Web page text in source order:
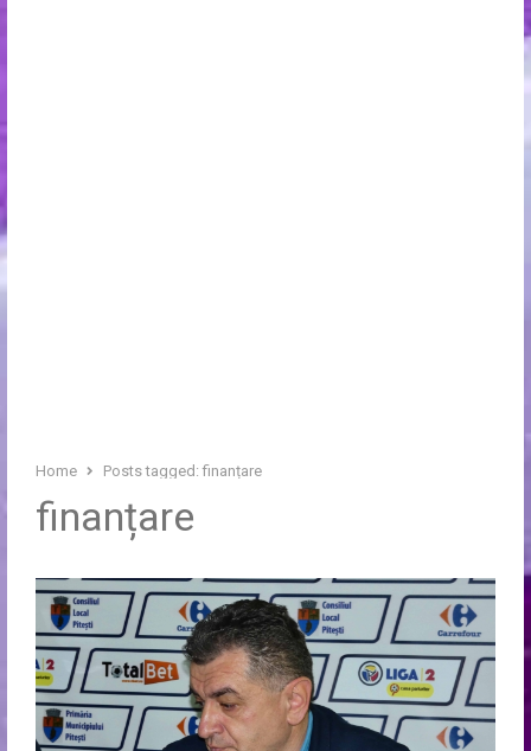
Home Posts tagged:finanțare
finanțare